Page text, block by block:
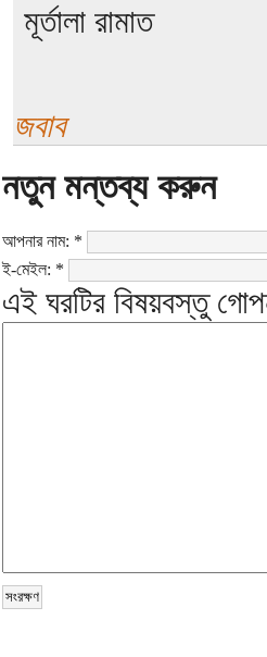
মূর্তালা রামাত
জবাব
নতুন মন্তব্য করুন
আপনার নাম: *
ই-মেইল: *
এই ঘরটির বিষয়বস্তু